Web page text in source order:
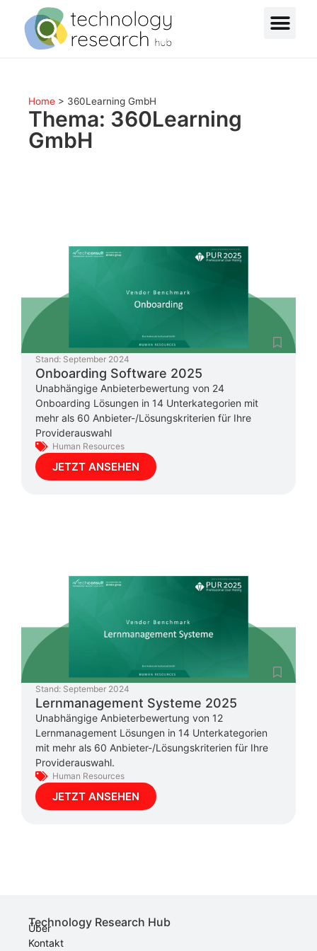
Home > 360Learning GmbH
Thema: 360Learning
GmbH
Stand: September 2024
Onboarding Software 2025
Unabhängige Anbieterbewertung von 24
Onboarding Lösungen in 14 Unterkategorien mit
mehr als 60 Anbieter-/Lösungskriterien für Ihre
Providerauswahl
Human Resources
JETZT ANSEHEN
Stand: September 2024
Lernmanagement Systeme 2025
Unabhängige Anbieterbewertung von 12
Lernmanagement Lösungen in 14 Unterkategorien
mit mehr als 60 Anbieter-/Lösungskriterien für Ihre
Providerauswahl.
Human Resources
JETZT ANSEHEN
Technology Research Hub
Über
Kontakt